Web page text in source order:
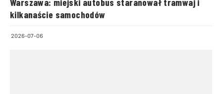
kilkanaście samochodów
2026-07-06